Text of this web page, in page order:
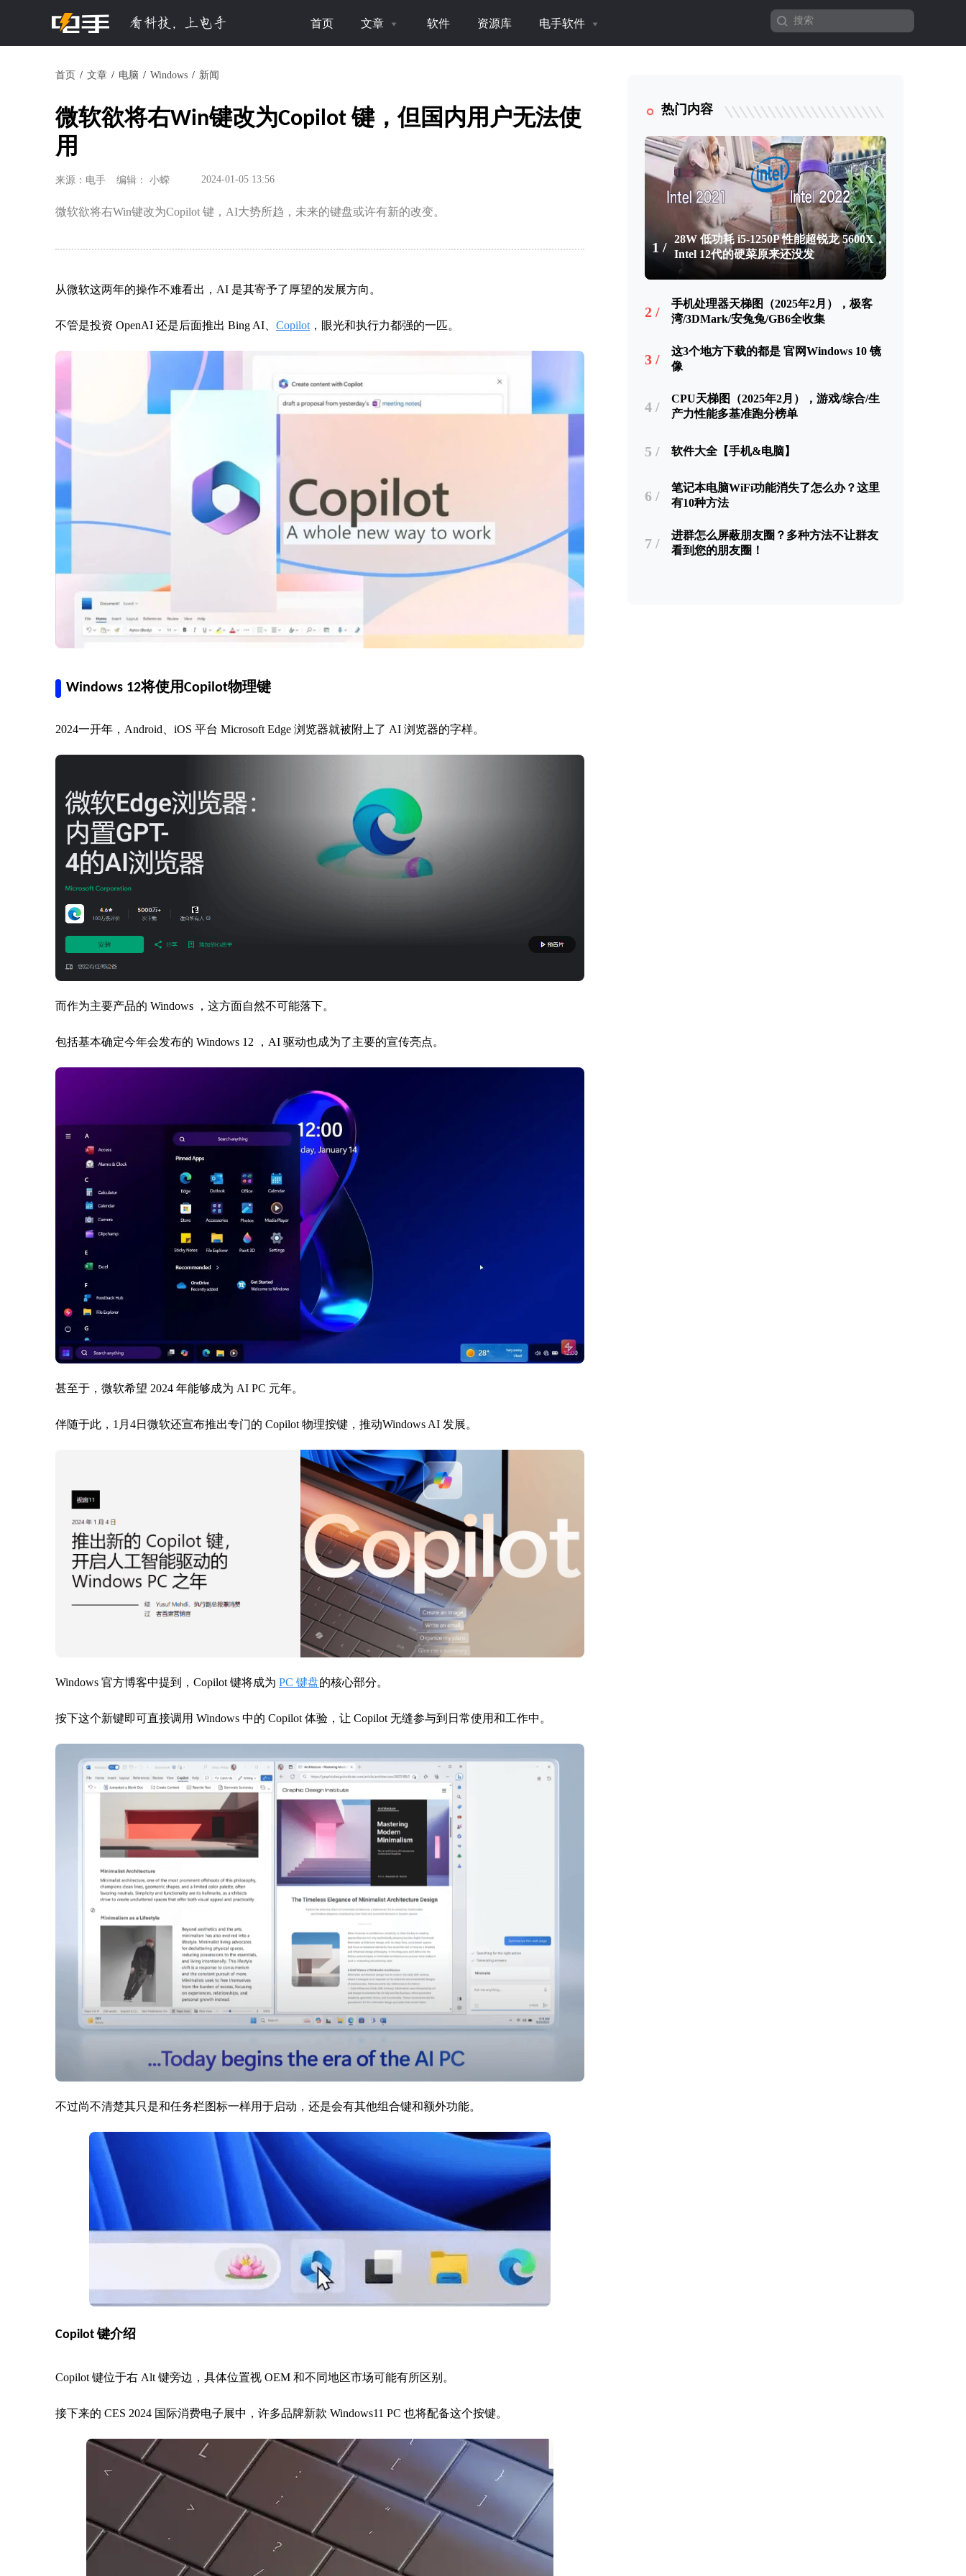
首页 文章 软件 资源库 电手软件
首页 文章 电脑 Windows 新闻
微软欲将右Win键改为Copilot 键，但国内用户无法使
用
来源：电手 编辑： 小蝾 2024-01-05 13:56
微软欲将右Win键改为Copilot 键，AI大势所趋，未来的键盘或许有新的改变。
从微软这两年的操作不难看出，AI 是其寄予了厚望的发展方向。
不管是投资 OpenAI 还是后面推出 Bing AI、 Copilot ，眼光和执行力都强的一匹。
Windows 12将使用Copilot物理键
2024一开年，Android、iOS 平台 Microsoft Edge 浏览器就被附上了 AI 浏览器的字样。
而作为主要产品的 Windows ，这方面自然不可能落下。
包括基本确定今年会发布的 Windows 12 ，AI 驱动也成为了主要的宣传亮点。
甚至于，微软希望 2024 年能够成为 AI PC 元年。
伴随于此，1月4日微软还宣布推出专门的 Copilot 物理按键，推动Windows AI 发展。
Windows 官方博客中提到，Copilot 键将成为 PC 键盘的核心部分。
按下这个新键即可直接调用 Windows 中的 Copilot 体验，让 Copilot 无缝参与到日常使用和工作中。
不过尚不清楚其只是和任务栏图标一样用于启动，还是会有其他组合键和额外功能。
Copilot 键介绍
Copilot 键位于右 Alt 键旁边，具体位置视 OEM 和不同地区市场可能有所区别。
接下来的 CES 2024 国际消费电子展中，许多品牌新款 Windows11 PC 也将配备这个按键。
热门内容
1 /
28W 低功耗 i5-1250P 性能超锐龙 5600X，
Intel 12代的硬菜原来还没发
2 /
手机处理器天梯图（2025年2月），极客
湾/3DMark/安兔兔/GB6全收集
3 /
这3个地方下载的都是 官网Windows 10 镜
像
4 /
CPU天梯图（2025年2月），游戏/综合/生
产力性能多基准跑分榜单
5 / 软件大全【手机&电脑】
6 /
笔记本电脑WiFi功能消失了怎么办？这里
有10种方法
7 /
进群怎么屏蔽朋友圈？多种方法不让群友
看到您的朋友圈！